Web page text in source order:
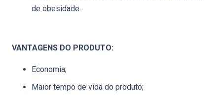
de obesidade.
VANTAGENS DO PRODUTO:
Economia;
Maior tempo de vida do produto;